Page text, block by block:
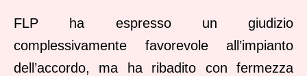
FLP ha espresso un giudizio
complessivamente favorevole all’impianto
dell’accordo, ma ha ribadito con fermezza